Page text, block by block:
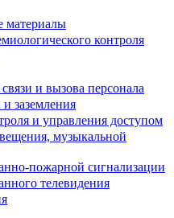
материалы
контроля
и вызова персонала
заземления
и управления доступом
музыкальной
пожарной сигнализации
телевидения